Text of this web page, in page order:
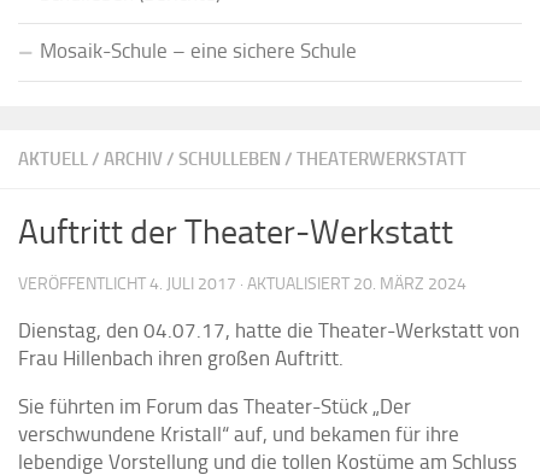
AKTUELL/ ARCHIV/ SCHULLEBEN / THEATERWERKSTATT
Auftritt der Theater-Werkstatt
VERÖFFENTLICHT4. JULI 2017 · AKTUALISIERT 20. MÄRZ 2024
Dienstag, den 04.07.17, hatte die Theater-Werkstatt von
Frau Hillenbach ihren großen Auftritt.
Sie führten im Forum das Theater-Stück „Der
verschwundene Kristall“ auf, und bekamen für ihre
lebendige Vorstellung und die tollen Kostüme am Schluss
Mosaik-Schule – eine sichere Schule